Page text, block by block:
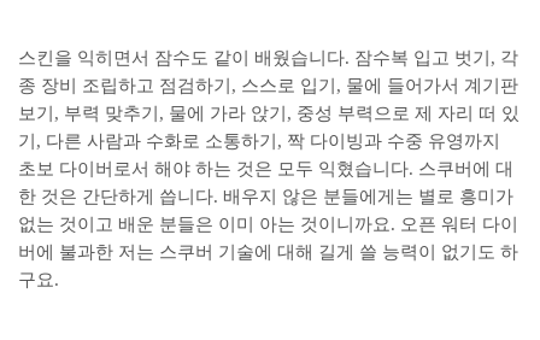
스킨을 익히면서 잠수도 같이 배웠습니다. 잠수복 입고 벗기, 각
종 장비 조립하고 점검하기, 스스로 입기, 물에 들어가서 계기판
보기, 부력 맞추기, 물에 가라 앉기, 중성 부력으로 제 자리 떠 있
기, 다른 사람과 수화로 소통하기, 짝 다이빙과 수중 유영까지
초보 다이버로서 해야 하는 것은 모두 익혔습니다. 스쿠버에 대
한 것은 간단하게 씁니다. 배우지 않은 분들에게는 별로 흥미가
없는 것이고 배운 분들은 이미 아는 것이니까요. 오픈 워터 다이
버에 불과한 저는 스쿠버 기술에 대해 길게 쓸 능력이 없기도 하
구요.